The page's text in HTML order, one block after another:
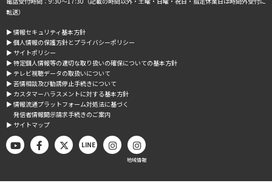
転送）
▶︎ 情報セキュリティ基本方針
▶︎ 個人情報の保護方針とプライバシーポリシー
▶︎ サイトポリシー
▶︎ 特定個人情報等の適切な取り扱いの確保についての基本方針
▶︎ テレビ視聴データの取扱いについて
▶︎ 苦情相談及び勧誘停止手続きについて
▶︎ カスタマーハラスメントに対する基本方針
▶︎ 情報流通プラットフォーム対処法に基づく
発信者情報開示請求手続きのご案内
▶︎ サイトマップ
LINE
地域情報